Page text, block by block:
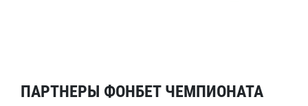
ПАРТНЕРЫ ФОНБЕТ ЧЕМПИОНАТА